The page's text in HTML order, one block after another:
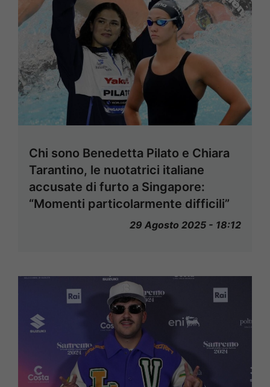
Chi sono Benedetta Pilato e Chiara
Tarantino, le nuotatrici italiane
accusate di furto a Singapore:
“Momenti particolarmente difficili”
29 Agosto 2025 - 18:12